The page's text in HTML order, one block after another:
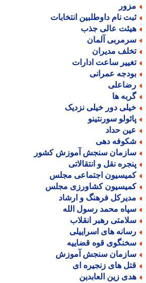
نام داوطلبین انتخابات
عالی جذب
آلمان
مدیران
ساعت ادارات
عمرانی
ها
دور خیلی نزدیک
سورنتینو
حداد
دهی
سنجش آموزش کشور
نقل و انتقالاتی
اجتماعی مجلس
کشاورزی مجلس
فرهنگ و ارشاد
محمد رسول الله
رهبر انقلاب
های اسراییلی
قوه قضاییه
سنجش آموزش
های زنجیره ای
زین العابدین